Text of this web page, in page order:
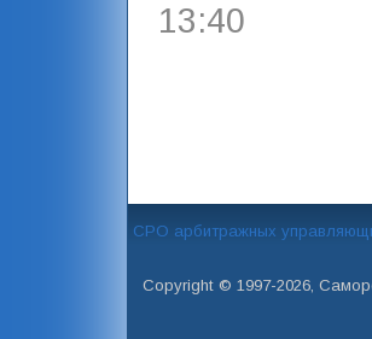
13:40
СРО арбитражных
Copyright © 1997-2026,